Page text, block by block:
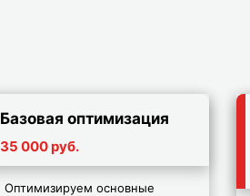
Базовая оптимизация
35 000 руб.
Оптимизируем основные